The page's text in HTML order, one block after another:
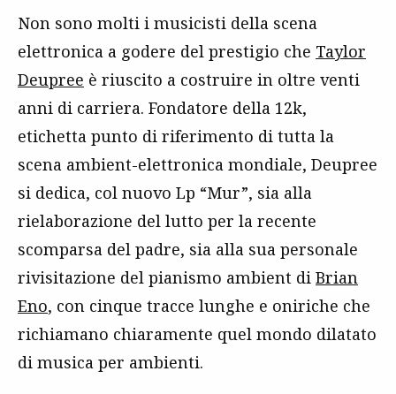
Non sono molti i musicisti della scena
elettronica a godere del prestigio che Taylor
Deupree è riuscito a costruire in oltre venti
anni di carriera. Fondatore della 12k,
etichetta punto di riferimento di tutta la
scena ambient-elettronica mondiale, Deupree
si dedica, col nuovo Lp “Mur”, sia alla
rielaborazione del lutto per la recente
scomparsa del padre, sia alla sua personale
rivisitazione del pianismo ambient di Brian
Eno, con cinque tracce lunghe e oniriche che
richiamano chiaramente quel mondo dilatato
di musica per ambienti.